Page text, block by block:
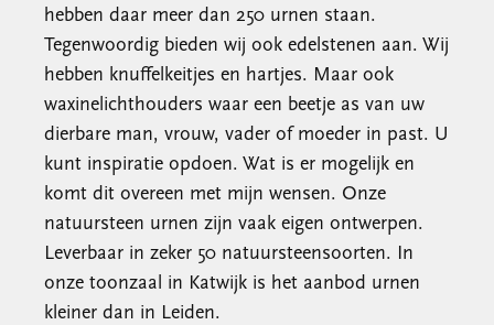
hebben daar meer dan 250 urnen staan.
Tegenwoordig bieden wij ook edelstenen aan. Wij
hebben knuffelkeitjes en hartjes. Maar ook
waxinelichthouders waar een beetje as van uw
dierbare man, vrouw, vader of moeder in past. U
kunt inspiratie opdoen. Wat is er mogelijk en
komt dit overeen met mijn wensen. Onze
natuursteen urnen zijn vaak eigen ontwerpen.
Leverbaar in zeker 50 natuursteensoorten. In
onze toonzaal in Katwijk is het aanbod urnen
kleiner dan in Leiden.